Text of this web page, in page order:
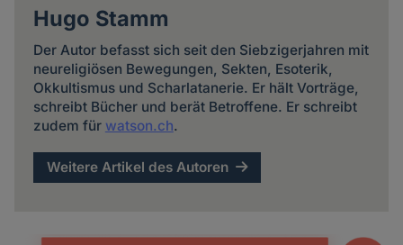
Hugo Stamm
Der Autor befasst sich seit den Siebzigerjahren mit
neureligiösen Bewegungen, Sekten, Esoterik,
Okkultismus und Scharlatanerie. Er hält Vorträge,
schreibt Bücher und berät Betroffene. Er schreibt
zudem für watson.ch.
Weitere Artikel des Autoren